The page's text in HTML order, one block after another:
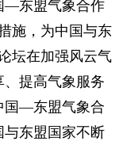
—东盟气象合作
施，为中国与东
坛在加强风云气
提高气象服务
国—东盟气象合
东盟国家不断